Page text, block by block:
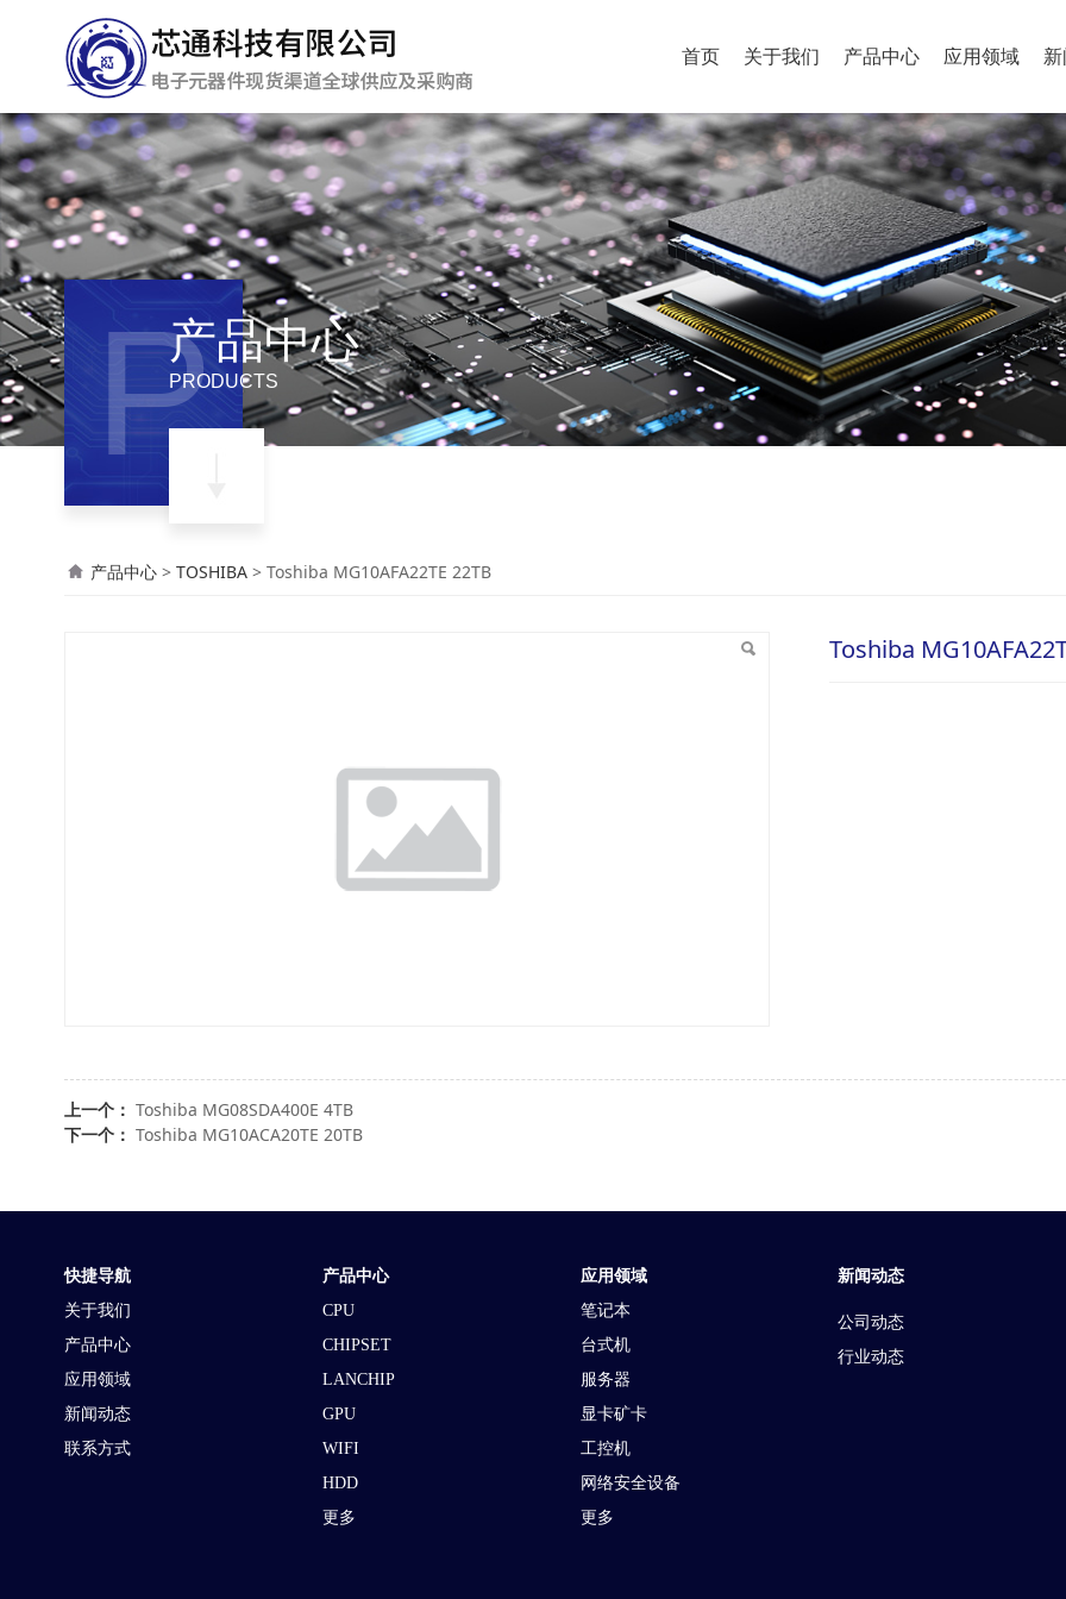
首页 关于我们 产品中心 应用领域
P产品中心
PRODUCTS
Toshiba MG10AFA22TE 22TB
产品中心> TOSHIBA> Toshiba MG10AFA22TE 22TB
Toshiba
上一个： Toshiba MG08SDA400E 4TB
下一个： Toshiba MG10ACA20TE 20TB
快捷导航
关于我们
产品中心
应用领域
新闻动态
联系方式
产品中心
CPU
CHIPSET
LANCHIP
GPU
WIFI
HDD
更多
应用领域
笔记本
台式机
服务器
显卡矿卡
工控机
网络安全设备
更多
新闻动态
公司动态
行业动态